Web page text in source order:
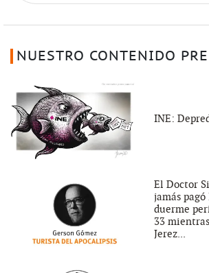
NUESTRO CONTENIDO
INE:
El Doctor
jamás
duerme
33
Jerez...